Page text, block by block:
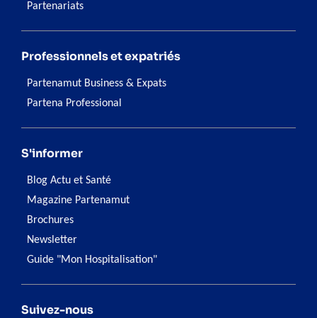
Partenariats
Professionnels et expatriés
Partenamut Business & Expats
Partena Professional
S'informer
Blog Actu et Santé
Magazine Partenamut
Brochures
Newsletter
Guide "Mon Hospitalisation"
Suivez-nous